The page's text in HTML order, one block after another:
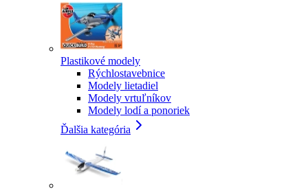
Plastikové modely
Rýchlostavebnice
Modely lietadiel
Modely vrtuľníkov
Modely lodí a ponoriek
Ďalšia kategória